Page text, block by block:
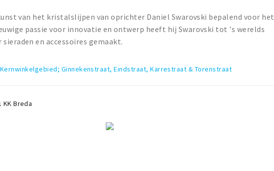
van het kristalslijpen van oprichter Daniel Swarovski bepalend voor het
passie voor innovatie en ontwerp heeft hij Swarovski tot 's werelds
en accessoires gemaakt.
Kernwinkelgebied; Ginnekenstraat, Eindstraat, Karrestraat & Torenstraat
KK Breda